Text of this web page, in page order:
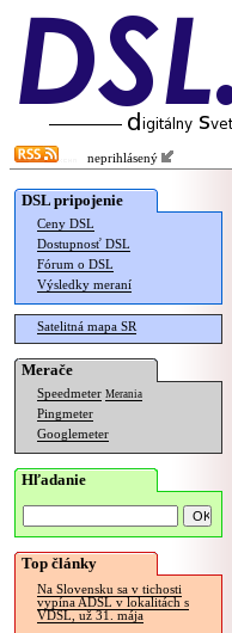
neprihlásený
DSL pripojenie
Ceny DSL
Dostupnosť DSL
Fórum o DSL
Výsledky meraní
Satelitná mapa SR
Merače
Speedmeter Merania
Pingmeter
Googlemeter
Hľadanie
Top články
Na Slovensku sa v tichosti
vypína ADSL v lokalitách s
VDSL, už 31. mája